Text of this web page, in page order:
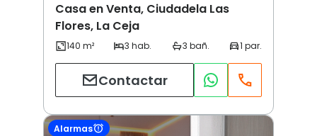
Casa en Venta, Ciudadela Las
Flores, La Ceja
Contactar
Alarmas